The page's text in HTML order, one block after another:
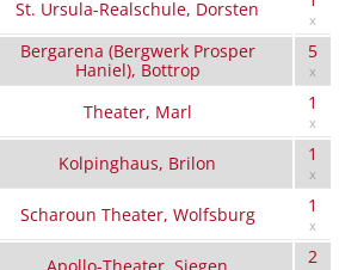
St. Ursula-Realschule, Dorsten x
Bergarena (Bergwerk Prosper
Haniel), Bottrop
5
x
Theater, Marl 1
x
Kolpinghaus, Brilon 1
x
Scharoun Theater, Wolfsburg 1
x
2